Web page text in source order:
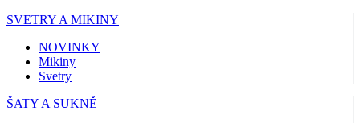
SVETRY A MIKINY
NOVINKY
Mikiny
Svetry
ŠATY A SUKNĚ